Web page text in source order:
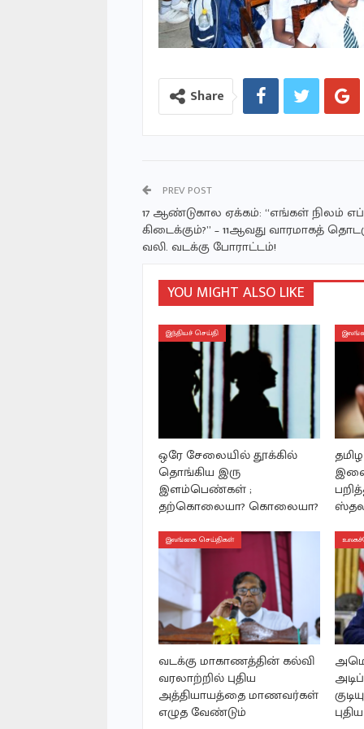
Share
PREV POST
17 ஆண்டுகால ஏக்கம்: “எங்கள் நிலம்
கிடைக்கும்?” – 11ஆவது வாரமாகத்
வலி. வடக்கு போராட்டம்!
YOU MIGHT ALSO LIKE
இந்தியச் செய்தி
ஒரே சேலையில் தூக்கில்
தொங்கிய இரு
இளம்பெண்கள் ;
தற்கொலையா? கொலையா?
இலங்கை செய்திகள்
வடக்கு மாகாணத்தின் கல்வி
வரலாற்றில் புதிய
அத்தியாயத்தை மாணவர்கள்
எழுத வேண்டும்